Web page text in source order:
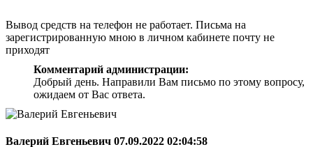
Вывод средств на телефон не работает. Письма на
зарегистрированную мною в личном кабинете почту не
приходят
Комментарий администрации:
Добрый день. Направили Вам письмо по этому вопросу,
ожидаем от Вас ответа.
Валерий Евгеньевич 07.09.2022 02:04:58